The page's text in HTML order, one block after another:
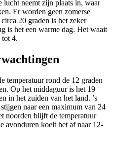
lucht neemt zijn plaats in, waar
Er worden geen zomerse
20 graden is het zeker
is het een warme dag. Het waait
4.
temperatuur rond de 12 graden
Op het middaguur is het 19
in het zuiden van het land. ’s
naar een maximum van 24
noorden blijft de temperatuur
avonduren koelt het af naar 12-